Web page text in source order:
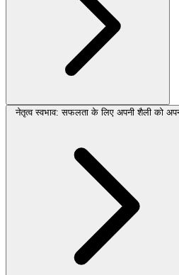
नेतृत्व स्वभाव: सफलता के लिए अपनी शैली को